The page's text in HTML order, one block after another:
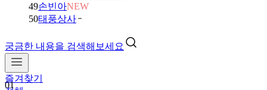
49손빈아NEW
50태풍상사
궁금한 내용을 검색해보세요
즐겨찾기
01